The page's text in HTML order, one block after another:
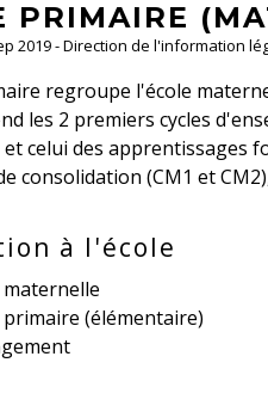
PRIMAIRE
2019 - Direction de l'information
regroupe l'école
les 2 premiers cycles
celui des apprentissages
consolidation (CM1 et
à l'école
maternelle
primaire (élémentaire)